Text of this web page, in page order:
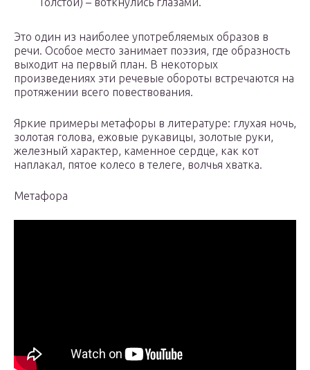
Это один из наиболее употребляемых образов в
речи. Особое место занимает поэзия, где образность
выходит на первый план. В некоторых
произведениях эти речевые обороты встречаются на
протяжении всего повествования.
Яркие примеры метафоры в литературе: глухая ночь,
золотая голова, ежовые рукавицы, золотые руки,
железный характер, каменное сердце, как кот
наплакал, пятое колесо в телеге, волчья хватка.
Метафора